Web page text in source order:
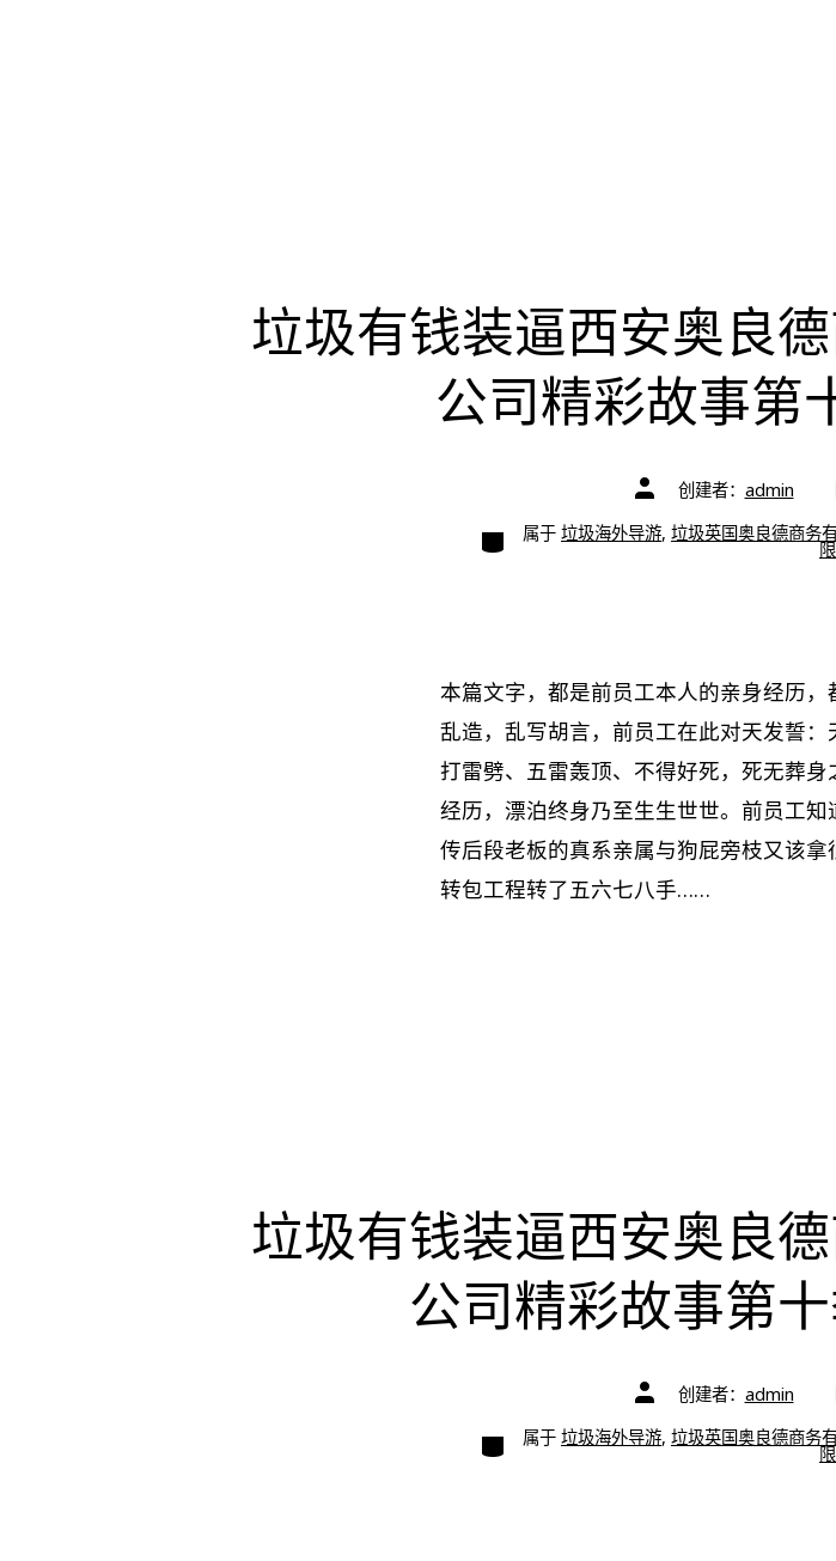
垃圾有钱装逼西安奥良
公司精彩故事第
文
章
者
创建者： admin
类
别
属于 垃圾海外导游, 垃圾英国奥良德商务
本篇文字，都是前员工本人的亲身经历
乱造，乱写胡言，前员工在此对天发誓
打雷劈、五雷轰顶、不得好死，死无葬
经历，漂泊终身乃至生生世世。前员工
传后段老板的真系亲属与狗屁旁枝又该
转包工程转了五六七八手……
垃圾有钱装逼西安奥良
公司精彩故事第十
文
章
者
创建者： admin
类
别
属于 垃圾海外导游, 垃圾英国奥良德商务